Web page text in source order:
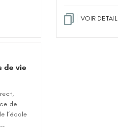
VOIR DETAIL
de vie
de
l’école